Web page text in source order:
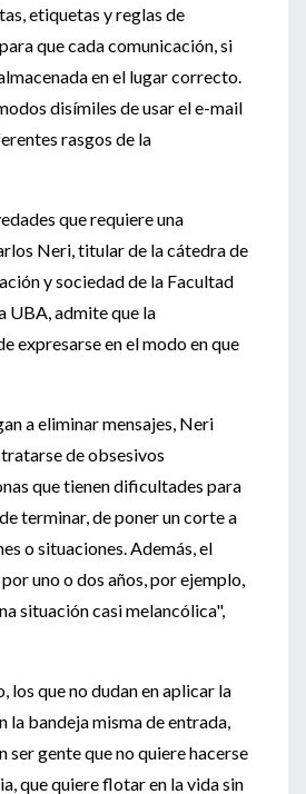
etiquetas y reglas de
que cada comunicación, si
en el lugar correcto.
disímiles de usar el e-mail
rasgos de la
que requiere una
Neri, titular de la cátedra de
y sociedad de la Facultad
UBA, admite que la
expresarse en el modo en que
a eliminar mensajes, Neri
de obsesivos
que tienen dificultades para
terminar, de poner un corte a
o situaciones. Además, el
uno o dos años, por ejemplo,
situación casi melancólica",
los que no dudan en aplicar la
la bandeja misma de entrada,
gente que no quiere hacerse
que quiere flotar en la vida sin